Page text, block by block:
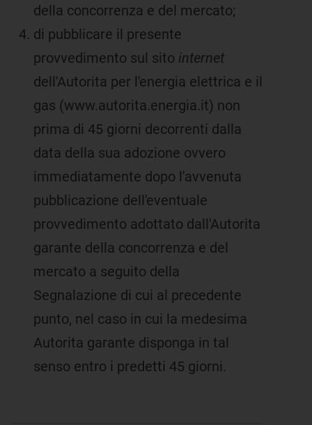
della concorrenza e del mercato;
di pubblicare il presente
provvedimento sul sito internet
dell'Autorita per l'energia elettrica e il
gas (www.autorita.energia.it) non
prima di 45 giorni decorrenti dalla
data della sua adozione ovvero
immediatamente dopo l'avvenuta
pubblicazione dell'eventuale
provvedimento adottato dall'Autorita
garante della concorrenza e del
mercato a seguito della
Segnalazione di cui al precedente
punto, nel caso in cui la medesima
Autorita garante disponga in tal
senso entro i predetti 45 giorni.